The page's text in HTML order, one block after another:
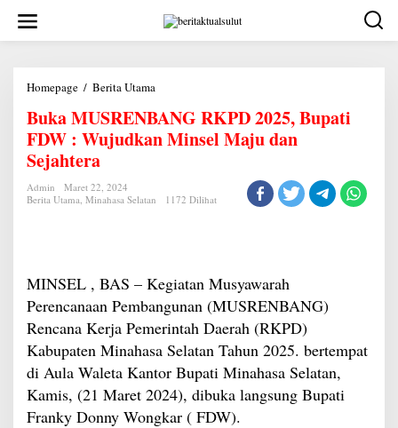
konten
Homepage / Berita Utama
RKPD
2025,
Bupati
Minsel
Maju
Buka MUSRENBANG RKPD 2025, Bupati
FDW : Wujudkan Minsel Maju dan
Sejahtera
Admin
Maret 22, 2024
Berita Utama, Minahasa Selatan 1172 Dilihat
MINSEL , BAS – Kegiatan Musyawarah
Perencanaan Pembangunan (MUSRENBANG)
Rencana Kerja Pemerintah Daerah (RKPD)
Kabupaten Minahasa Selatan Tahun 2025. bertempat
di Aula Waleta Kantor Bupati Minahasa Selatan,
Kamis, (21 Maret 2024), dibuka langsung Bupati
Franky Donny Wongkar ( FDW).